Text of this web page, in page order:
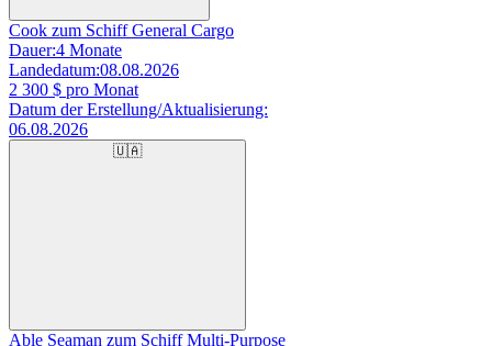
Cook zum Schiff General Cargo
Dauer:4 Monate
Landedatum:08.08.2026
2 300 $ pro Monat
Datum der Erstellung/Aktualisierung:
06.08.2026
🇺🇦
Able Seaman zum Schiff Multi-Purpose